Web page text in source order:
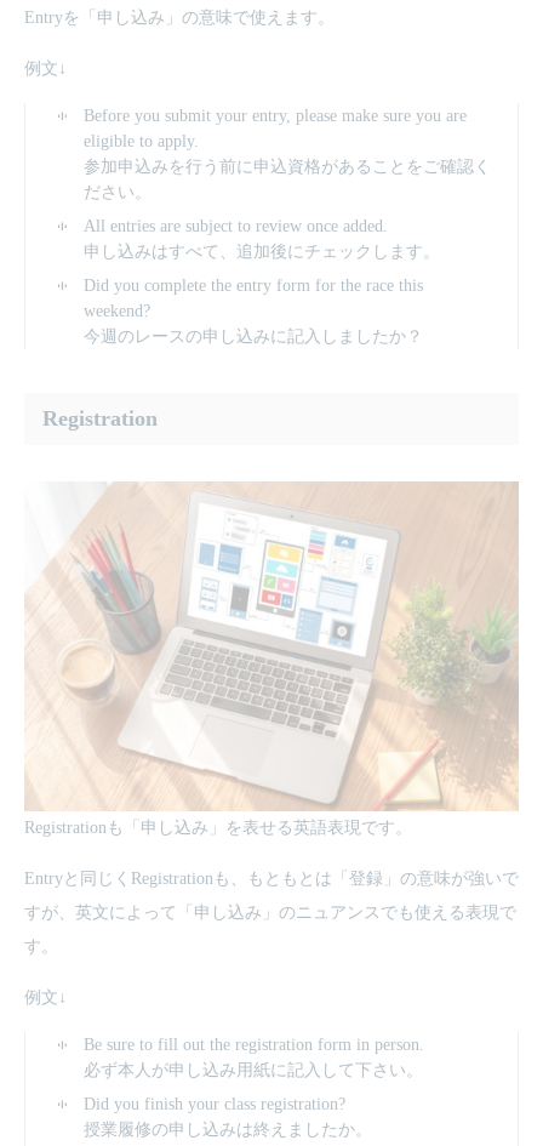
Entryを「申し込み」の意味で使えます。
例文↓
Before you submit your entry, please make sure you are
eligible to apply.
参加申込みを行う前に申込資格があることをご確認く
ださい。
All entries are subject to review once added.
申し込みはすべて、追加後にチェックします。
Did you complete the entry form for the race this
weekend?
今週のレースの申し込みに記入しましたか？
Registration
Registrationも「申し込み」を表せる英語表現です。
Entryと同じくRegistrationも、もともとは「登録」の意味が強いで
すが、英文によって「申し込み」のニュアンスでも使える表現で
す。
例文↓
Be sure to fill out the registration form in person.
必ず本人が申し込み用紙に記入して下さい。
Did you finish your class registration?
授業履修の申し込みは終えましたか。